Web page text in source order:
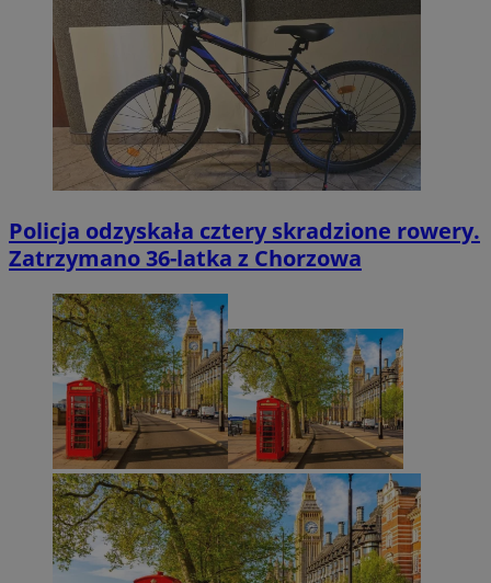
Policja odzyskała cztery skradzione rowery.
Zatrzymano 36-latka z Chorzowa